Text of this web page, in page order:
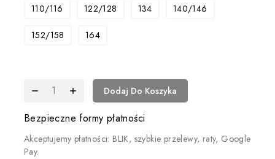
110/116
122/128 134 140/146
152/158 164
Dodaj Do Koszyka
Bezpieczne formy płatności
Akceptujemy płatności: BLIK, szybkie przelewy, raty, Google
Pay.